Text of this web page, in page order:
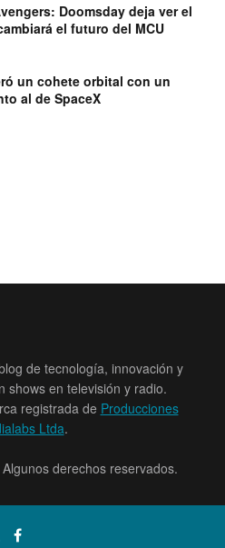
Doomsday deja ver el
el futuro del MCU
un cohete orbital con un
al de SpaceX
de tecnología, innovación y
shows en televisión y radio.
registrada de Producciones
Ltda.
derechos reservados.